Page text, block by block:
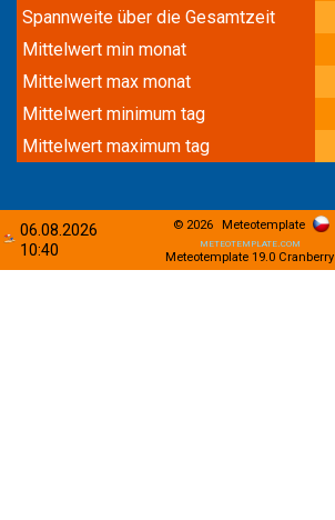
Spannweite über die Gesamtzeit
Mittelwert min monat
Mittelwert max monat
Mittelwert minimum tag
Mittelwert maximum tag
06.08.2026
10:40
© 2026
Meteotemplate
meteotemplate.com
Meteotemplate 19.0 Cranberry